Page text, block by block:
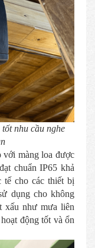
nhu cầu nghe
với màng loa được
chuẩn IP65 khả
tế cho các thiết bị
dụng cho không
xấu như mưa liên
động tốt và ổn